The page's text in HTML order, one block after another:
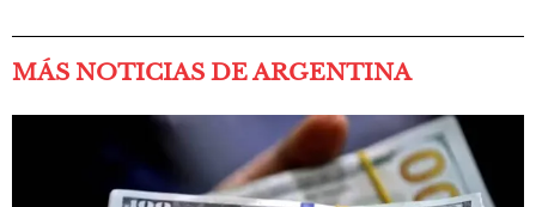
MÁS NOTICIAS DE ARGENTINA